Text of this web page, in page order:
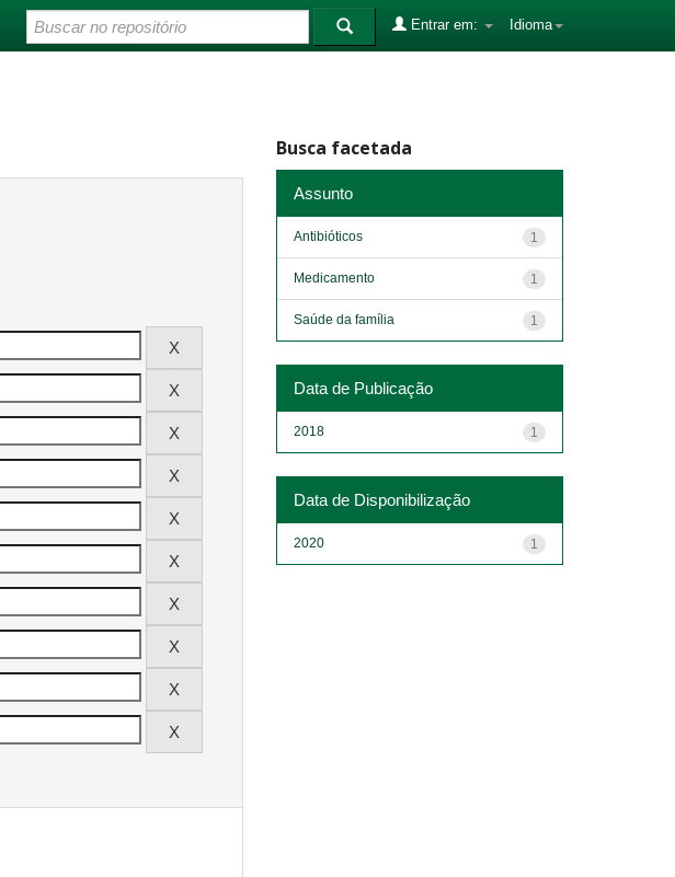
Idioma
Entrar em:
Busca facetada
Assunto
1
Antibióticos
1
Medicamento
1
Saúde da família
Data de Publicação
1
2018
Data de Disponibilização
1
2020